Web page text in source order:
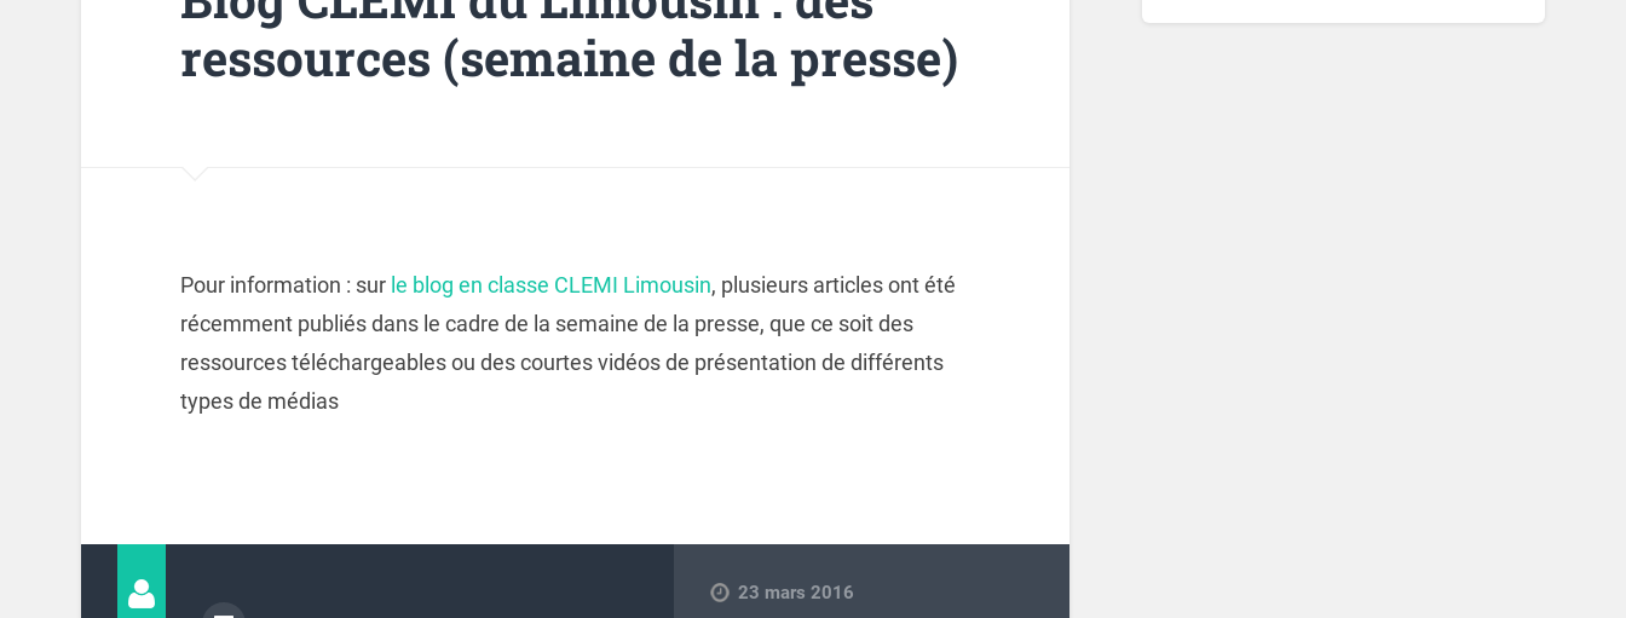
ressources (semaine de la presse)
Pour information : sur le blog en classe CLEMI Limousin, plusieurs articles ont été
récemment publiés dans le cadre de la semaine de la presse, que ce soit des
ressources téléchargeables ou des courtes vidéos de présentation de différents
types de médias
23 mars 2016